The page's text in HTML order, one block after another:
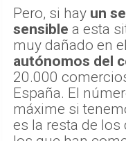
Pero, si hay un
sensible a esta
muy dañado en
autónomos del
20.000
España. El
máxime si
es la resta de